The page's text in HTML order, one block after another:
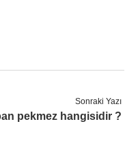
Sonraki Yazı
pekmez hangisidir ?